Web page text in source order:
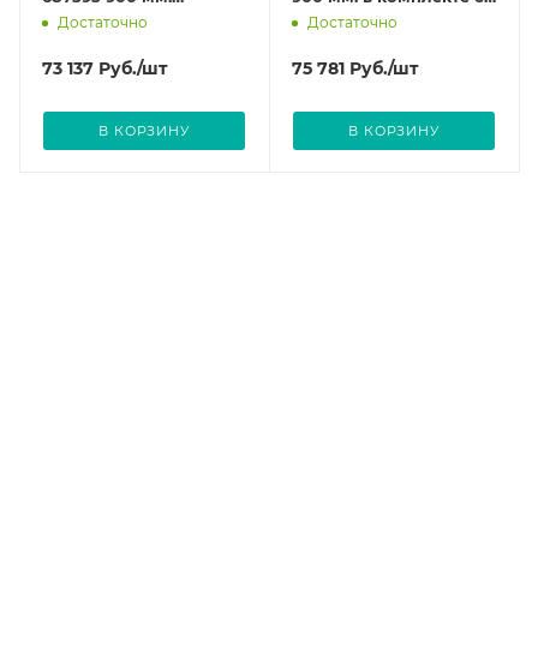
регулируемый с
опорами.
Достаточно
73 137 Руб./шт
В КОРЗИНУ
сифоном и дизайн-
Достаточно
75 781 Руб./шт
В КОРЗИНУ